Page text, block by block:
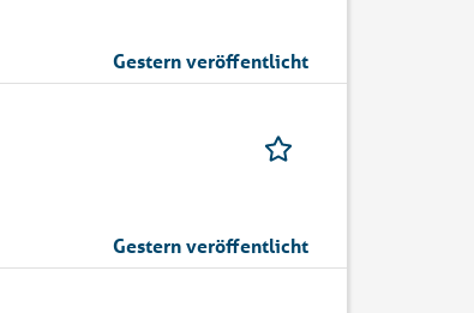
Gestern veröffentlicht
Gestern veröffentlicht